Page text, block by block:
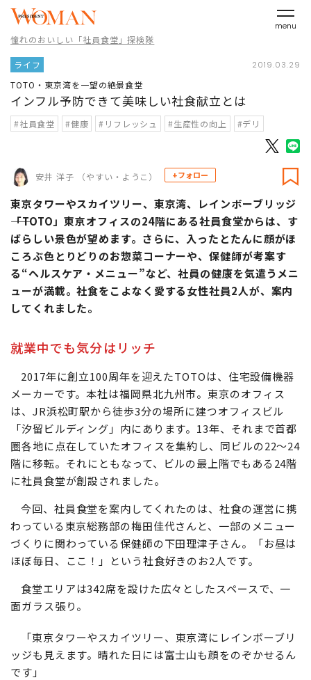
menu
憧れのおいしい「社員食堂」探検隊
ライフ 2019.03.29
TOTO・東京湾を一望の絶景食堂
インフル予防できて美味しい社食献立とは
#社員食堂 #健康 #リフレッシュ #生産性の向上 #デリ
安井 洋子 （やすい・ようこ） +フォロー
東京タワーやスカイツリー、東京湾、レインボーブリッジ
――「TOTO」東京オフィスの24階にある社員食堂からは、す
ばらしい景色が望めます。さらに、入ったとたんに顔がほ
ころぶ色とりどりのお惣菜コーナーや、保健師が考案す
る“ヘルスケア・メニュー”など、社員の健康を気遣うメニ
ューが満載。社食をこよなく愛する女性社員2人が、案内
してくれました。
就業中でも気分はリッチ
2017年に創立100周年を迎えたTOTOは、住宅設備機器
メーカーです。本社は福岡県北九州市。東京のオフィス
は、JR浜松町駅から徒歩3分の場所に建つオフィスビル
「汐留ビルディング」内にあります。13年、それまで首都
圏各地に点在していたオフィスを集約し、同ビルの22～24
階に移転。それにともなって、ビルの最上階でもある24階
に社員食堂が創設されました。
今回、社員食堂を案内してくれたのは、社食の運営に携
わっている東京総務部の梅田佳代さんと、一部のメニュー
づくりに関わっている保健師の下田理津子さん。「お昼は
ほぼ毎日、ここ！」という社食好きのお2人です。
食堂エリアは342席を設けた広々としたスペースで、一
面ガラス張り。
「東京タワーやスカイツリー、東京湾にレインボーブリ
ッジも見えます。晴れた日には富士山も顔をのぞかせるん
です」